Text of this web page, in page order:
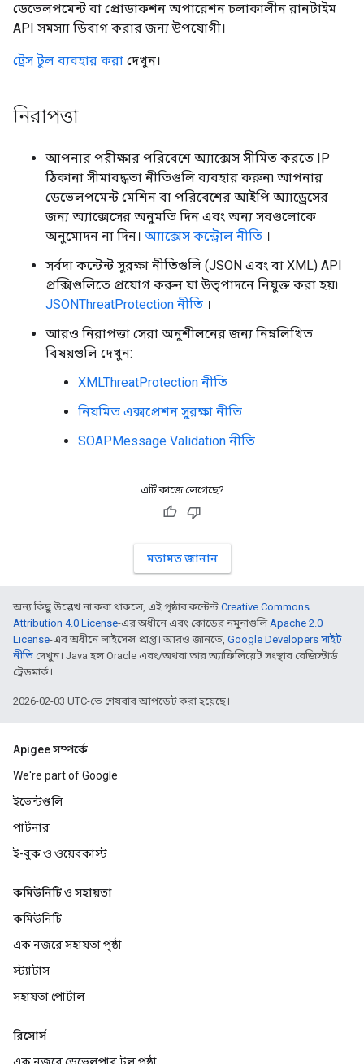
ডেভেলপমেন্ট বা প্রোডাকশন অপারেশন চলাকালীন রানটাইম
API সমস্যা ডিবাগ করার জন্য উপযোগী।
ট্রেস টুল ব্যবহার করা দেখুন।
নিরাপত্তা
আপনার পরীক্ষার পরিবেশে অ্যাক্সেস সীমিত করতে IP
ঠিকানা সীমাবদ্ধতা নীতিগুলি ব্যবহার করুন৷ আপনার
ডেভেলপমেন্ট মেশিন বা পরিবেশের আইপি অ্যাড্রেসের
জন্য অ্যাক্সেসের অনুমতি দিন এবং অন্য সবগুলোকে
অনুমোদন না দিন। অ্যাক্সেস কন্ট্রোল নীতি ।
সর্বদা কন্টেন্ট সুরক্ষা নীতিগুলি (JSON এবং বা XML) API
প্রক্সিগুলিতে প্রয়োগ করুন যা উত্পাদনে নিযুক্ত করা হয়৷
JSONThreatProtection নীতি ।
আরও নিরাপত্তা সেরা অনুশীলনের জন্য নিম্নলিখিত
বিষয়গুলি দেখুন:
XMLThreatProtection নীতি
নিয়মিত এক্সপ্রেশন সুরক্ষা নীতি
SOAPMessage Validation নীতি
এটি কাজে লেগেছে?
মতামত জানান
অন্য কিছু উল্লেখ না করা থাকলে, এই পৃষ্ঠার কন্টেন্ট Creative Commons
Attribution 4.0 License-এর অধীনে এবং কোডের নমুনাগুলিApache 2.0
License-এর অধীনে লাইসেন্স প্রাপ্ত। আরও জানতে, Google Developers সাইট
নীতি দেখুন। Java হল Oracle এবং/অথবা তার অ্যাফিলিয়েট সংস্থার রেজিস্টার্ড
ট্রেডমার্ক।
2026-02-03 UTC-তে শেষবার আপডেট করা হয়েছে।
Apigee সম্পর্কে
We're part of Google
ইভেন্টগুলি
পার্টনার
ই-বুক ও ওয়েবকাস্ট
কমিউনিটি ও সহায়তা
কমিউনিটি
এক নজরে সহায়তা পৃষ্ঠা
স্ট্যাটাস
সহায়তা পোর্টাল
রিসোর্স